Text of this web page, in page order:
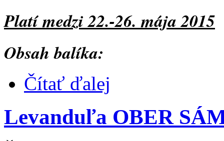
Platí medzi 22.-26. mája 2015
Obsah balíka:
Čítať ďalej
Levanduľa OBER